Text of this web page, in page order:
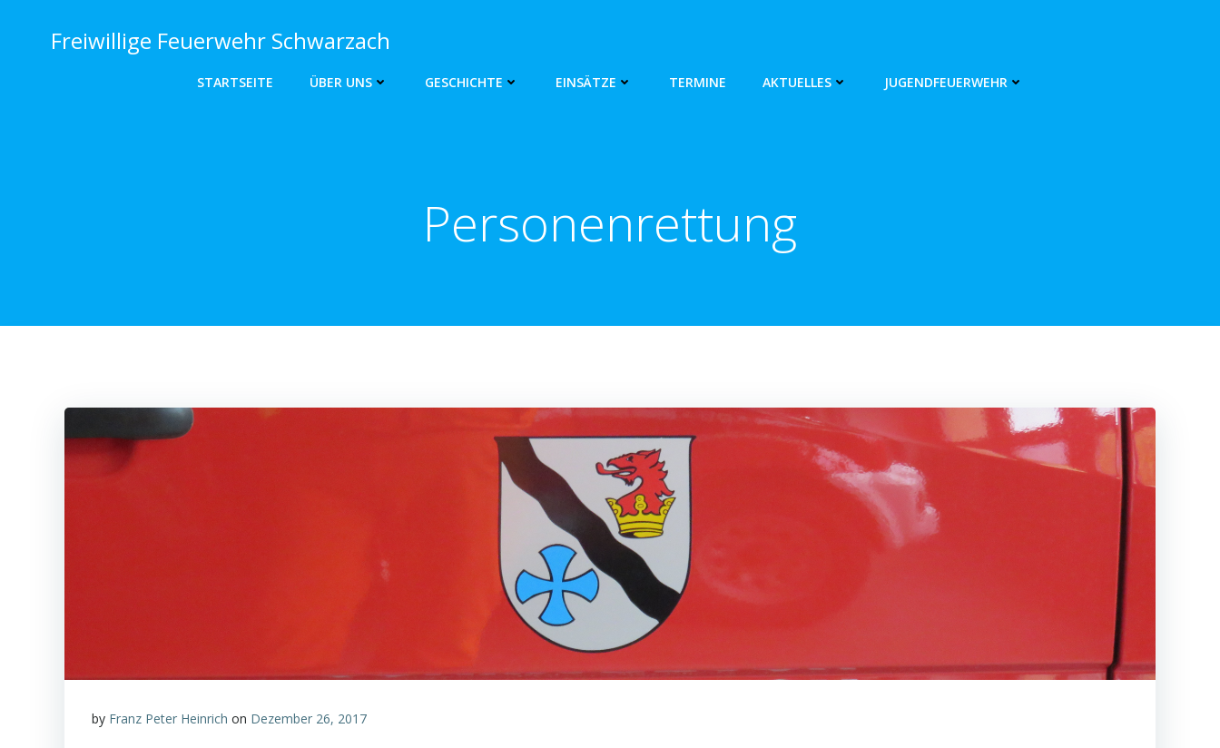
springenFreiwillige Feuerwehr Schwarzach
STARTSEITE ÜBER UNS GESCHICHTE EINSÄTZE TERMINE AKTUELLES JUGENDFEUERWEHR
Personenrettung
by Franz Peter Heinrich on Dezember 26, 2017